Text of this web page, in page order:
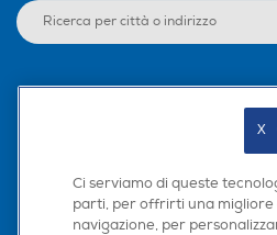
Scarica la nostra app
Ci serviamo di queste
parti, per offrirti una migliore
navigazione, per
X